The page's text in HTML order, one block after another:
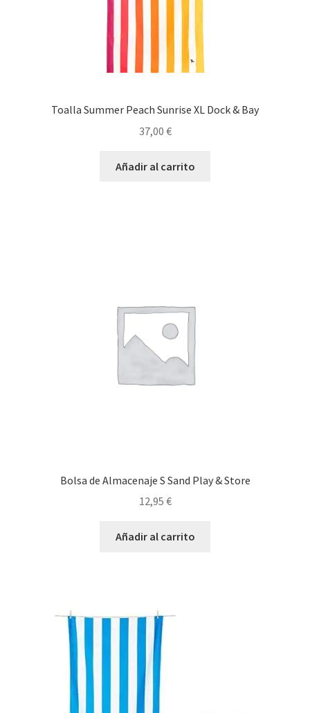
Toalla Summer Peach Sunrise XL Dock & Bay
37,00 €
Añadir al carrito
Bolsa de Almacenaje S Sand Play & Store
12,95 €
Añadir al carrito